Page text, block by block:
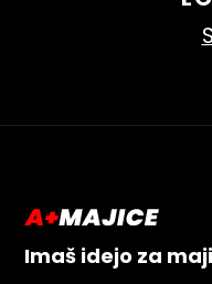
Imaš idejo za